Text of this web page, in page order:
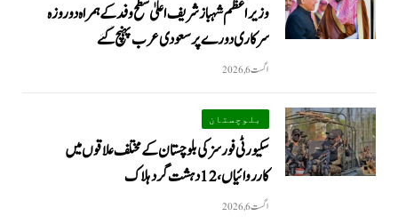
وزیراعظم شہبازشریف اعلیٰ سطح وفد کے ہمراہ دو روزه
سرکاری دورے پر سعودی عرب پہنچ گئے
اگست 6, 2026
بلوچستان
سکیورٹی فورسز کی بلوچستان کے مختلف علاقوں میں
کارروائیاں ، 12 دہشت گرد ہلاک
اگست 6, 2026